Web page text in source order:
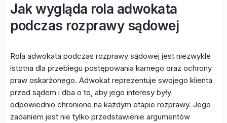
Jak wygląda rola adwokata
podczas rozprawy sądowej
Rola adwokata podczas rozprawy sądowej jest niezwykle
istotna dla przebiegu postępowania karnego oraz ochrony
praw oskarżonego. Adwokat reprezentuje swojego klienta
przed sądem i dba o to, aby jego interesy były
odpowiednio chronione na każdym etapie rozprawy. Jego
zadaniem jest nie tylko przedstawienie argumentów